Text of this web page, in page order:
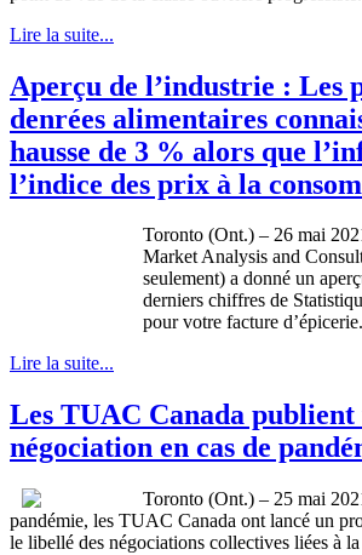
Lire la suite...
Aperçu de l’industrie : Les
denrées alimentaires
hausse de 3 % alors que
l’indice des prix à la
Toronto (Ont.) – 26 mai
Market Analysis and
seulement) a donné un
derniers chiffres de
pour votre facture d’épicerie.
Lire la suite...
Les TUAC Canada publient
négociation en cas de
Toronto (Ont.) – 25 mai
pandémie, les TUAC Canada ont lancé un
le libellé des négociations collectives liées à